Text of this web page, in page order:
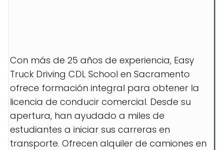
Con más de 25 años de experiencia, Easy
Truck Driving CDL School en Sacramento
ofrece formación integral para obtener la
licencia de conducir comercial. Desde su
apertura, han ayudado a miles de
estudiantes a iniciar sus carreras en
transporte. Ofrecen alquiler de camiones en